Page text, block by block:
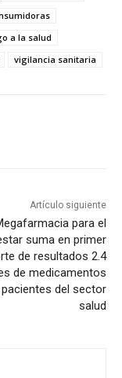
a la salud
vigilancia sanitaria
Artículo siguiente
para el
suma en primer
de resultados 2.4
de medicamentos
del sector
salud